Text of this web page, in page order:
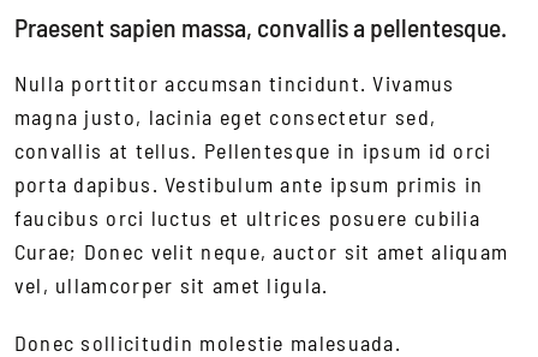
The Latest Technology
Contact us
Praesent sapien massa, convallis a pellentesque.
Nulla porttitor accumsan tincidunt. Vivamus
magna justo, lacinia eget consectetur sed,
convallis at tellus. Pellentesque in ipsum id orci
porta dapibus. Vestibulum ante ipsum primis in
faucibus orci luctus et ultrices posuere cubilia
Curae; Donec velit neque, auctor sit amet aliquam
vel, ullamcorper sit amet ligula.
Donec sollicitudin molestie malesuada.